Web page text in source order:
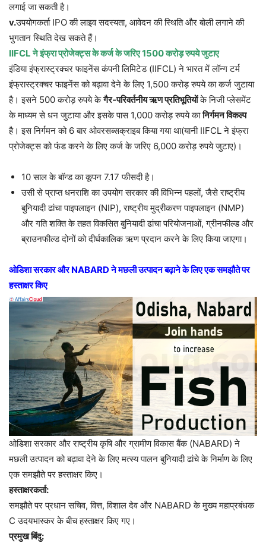
लगाई जा सकती है।
v.उपयोगकर्ता IPO की लाइव सदस्यता, आवेदन की स्थिति और बोली लगाने की
भुगतान स्थिति देख सकते हैं।
IIFCL ने इंफ्रा प्रोजेक्ट्स के कर्ज के जरिए 1500 करोड़ रुपये जुटाए
इंडिया इंफ्रास्ट्रक्चर फाइनेंस कंपनी लिमिटेड (IIFCL) ने भारत में लॉन्ग टर्म
इंफ्रास्ट्रक्चर फाइनेंस को बढ़ावा देने के लिए 1,500 करोड़ रुपये का कर्ज जुटाया
है। इसने 500 करोड़ रुपये केगैर-परिवर्तनीय ऋण प्रतिभूतियोंके निजी प्लेसमेंट
के माध्यम से धन जुटाया और इसके पास 1,000 करोड़ रुपये कानिर्गमन विकल्प
है। इस निर्गमन को 6 बार ओवरसब्सक्राइब किया गया था(यानी IIFCL ने इंफ्रा
प्रोजेक्ट्स को फंड करने के लिए कर्ज के जरिए 6,000 करोड़ रुपये जुटाए)।
10 साल के बॉन्ड का कूपन 7.17 फीसदी है।
उसी से प्राप्त धनराशि का उपयोग सरकार की विभिन्न पहलों, जैसे राष्ट्रीय
बुनियादी ढांचा पाइपलाइन (NIP), राष्ट्रीय मुद्रीकरण पाइपलाइन (NMP)
और गति शक्ति के तहत विकसित बुनियादी ढांचा परियोजनाओं, ग्रीनफील्ड और
ब्राउनफील्ड दोनों को दीर्घकालिक ऋण प्रदान करने के लिए किया जाएगा।
ओडिशा सरकार और NABARD ने मछली उत्पादन बढ़ाने के लिए एक समझौते पर
हस्ताक्षर किए
ओडिशा सरकार और राष्ट्रीय कृषि और ग्रामीण विकास बैंक (NABARD) ने
मछली उत्पादन को बढ़ावा देने के लिए मत्स्य पालन बुनियादी ढांचे के निर्माण के लिए
एक समझौते पर हस्ताक्षर किए।
हस्ताक्षरकर्ता:
समझौते पर प्रधान सचिव, वित्त, विशाल देव और NABARD के मुख्य महाप्रबंधक
C उदयभास्कर के बीच हस्ताक्षर किए गए।
प्रमुख बिंदु: